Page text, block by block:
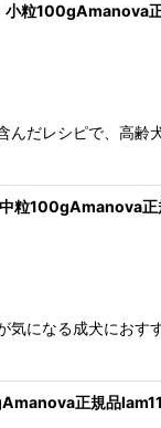
小粒
だレシピで、高
中粒100gAmanova
になる成犬にお
正規品